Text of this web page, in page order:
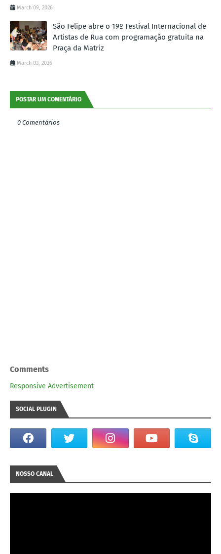
March 09, 2026
São Felipe abre o 19º Festival Internacional de
Artistas de Rua com programação gratuita na
Praça da Matriz
March 03, 2026
POSTAR UM COMENTÁRIO
0 Comentários
Comments
Responsive Advertisement
SOCIAL PLUGIN
NOSSO CANAL